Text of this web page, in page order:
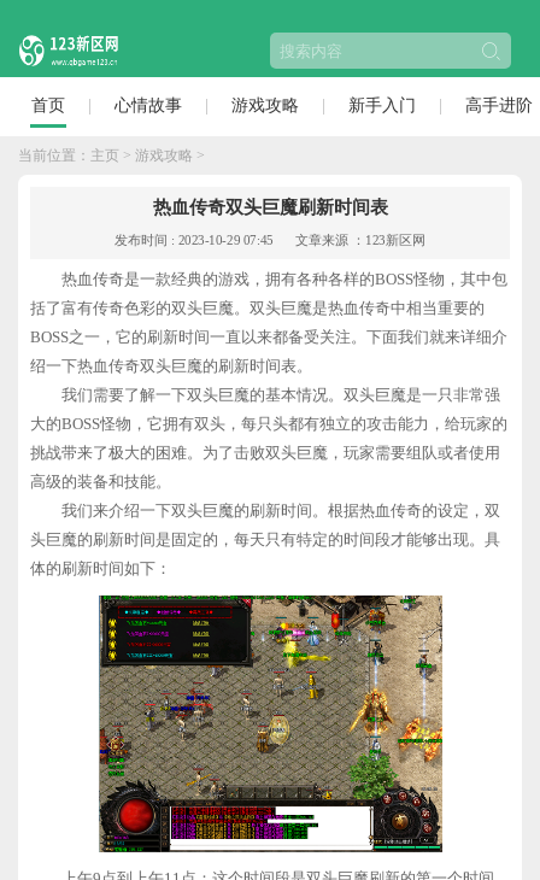
首页 心情故事 游戏攻略 新手入门 高手进阶
当前位置： 主页 > 游戏攻略 >
热血传奇双头巨魔刷新时间表
发布时间 : 2023-10-29 07:45 文章来源 ：123新区网
热血传奇是一款经典的游戏，拥有各种各样的BOSS怪物，其中包
括了富有传奇色彩的双头巨魔。双头巨魔是热血传奇中相当重要的
BOSS之一，它的刷新时间一直以来都备受关注。下面我们就来详细介
绍一下热血传奇双头巨魔的刷新时间表。
我们需要了解一下双头巨魔的基本情况。双头巨魔是一只非常强
大的BOSS怪物，它拥有双头，每只头都有独立的攻击能力，给玩家的
挑战带来了极大的困难。为了击败双头巨魔，玩家需要组队或者使用
高级的装备和技能。
我们来介绍一下双头巨魔的刷新时间。根据热血传奇的设定，双
头巨魔的刷新时间是固定的，每天只有特定的时间段才能够出现。具
体的刷新时间如下：